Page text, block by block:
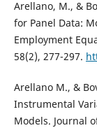
Arellano, M., &
for Panel Data:
Employment
58(2), 277-297.
Arellano M., &
Instrumental
Models. Journal